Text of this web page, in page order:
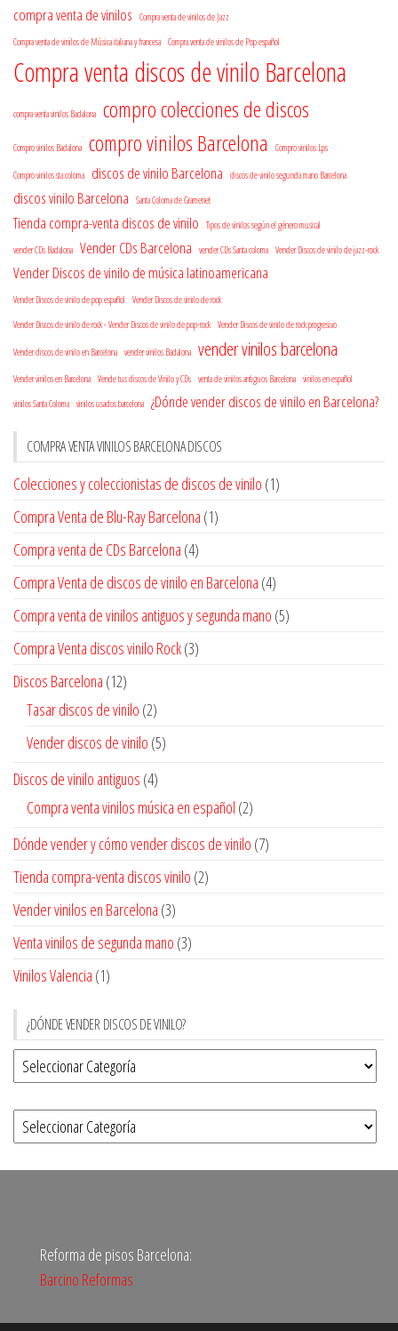
compra venta de vinilos
Compra venta de vinilos de Jazz
Compra venta de vinilos de Música italiana y francesa Compra venta de vinilos de Pop español
Compra venta discos de vinilo Barcelona
compra venta vinilos Badalona compro colecciones de discos
Compro vinilos Badalona compro vinilos Barcelona Compro vinilos Lps
Compro vinilos sta coloma discos de vinilo Barcelona discos de vinilo segunda mano Barcelona
discos vinilo Barcelona Santa Coloma de Gramenet
Tienda compra-venta discos de vinilo
Tipos de vinilos según el género musical
vender CDs Badalona Vender CDs Barcelona vender CDs Santa coloma Vender Discos de vinilo de jazz-rock
Vender Discos de vinilo de música latinoamericana
Vender Discos de vinilo de pop español
Vender Discos de vinilo de rock
Vender Discos de vinilo de rock - Vender Discos de vinilo de pop-rock Vender Discos de vinilo de rock progresivo
Vender discos de vinilo en Barcelona vender vinilos Badalona vender vinilos barcelona
Vender vinilos en Barcelona Vende tus discos de Vinilo y CDs venta de vinilos antiguos Barcelona vinilos en español
vinilos Santa Coloma vinilos usados barcelona ¿Dónde vender discos de vinilo en Barcelona?
COMPRA VENTA VINILOS BARCELONA DISCOS
Colecciones y coleccionistas de discos de vinilo (1)
Compra Venta de Blu-Ray Barcelona (1)
Compra venta de CDs Barcelona (4)
Compra Venta de discos de vinilo en Barcelona (4)
Compra venta de vinilos antiguos y segunda mano (5)
Compra Venta discos vinilo Rock(3)
Discos Barcelona (12)
Tasar discos de vinilo (2)
Vender discos de vinilo (5)
Discos de vinilo antiguos (4)
Compra venta vinilos música en español (2)
Dónde vender y cómo vender discos de vinilo (7)
Tienda compra-venta discos vinilo (2)
Vender vinilos en Barcelona (3)
Venta vinilos de segunda mano (3)
Vinilos Valencia (1)
¿DÓNDE VENDER DISCOS DE VINILO?
Reforma de pisos Barcelona:
Barcino Reformas